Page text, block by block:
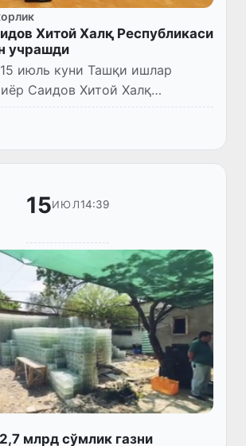
Хитой Халқ Республикаси
учрашди
июль куни Ташқи ишлар
Саидов Хитой Халқ
Раиси Си Сзинпин Жаноби
учрашди.
15ИЮЛ14:39
млрд сўмлик газни